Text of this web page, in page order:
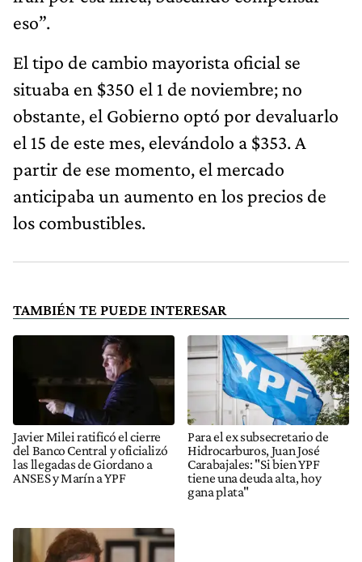
eso”.
El tipo de cambio mayorista oficial se
situaba en $350 el 1 de noviembre; no
obstante, el Gobierno optó por devaluarlo
el 15 de este mes, elevándolo a $353. A
partir de ese momento, el mercado
anticipaba un aumento en los precios de
los combustibles.
TAMBIÉN TE PUEDE INTERESAR
Javier Milei ratificó el cierre
del Banco Central y oficializó
las llegadas de Giordano a
ANSES y Marín a YPF
Para el ex subsecretario de
Hidrocarburos, Juan José
Carabajales: "Si bien YPF
tiene una deuda alta, hoy
gana plata"